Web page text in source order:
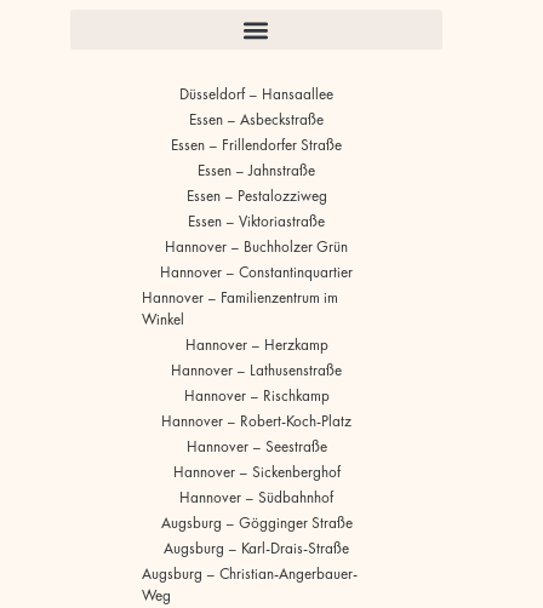
Düsseldorf – Hansaallee
Essen – Asbeckstraße
Essen – Frillendorfer Straße
Essen – Jahnstraße
Essen – Pestalozziweg
Essen – Viktoriastraße
Hannover – Buchholzer Grün
Hannover – Constantinquartier
Hannover – Familienzentrum im
Winkel
Hannover – Herzkamp
Hannover – Lathusenstraße
Hannover – Rischkamp
Hannover – Robert-Koch-Platz
Hannover – Seestraße
Hannover – Sickenberghof
Hannover – Südbahnhof
Augsburg – Gögginger Straße
Augsburg – Karl-Drais-Straße
Augsburg – Christian-Angerbauer-
Weg